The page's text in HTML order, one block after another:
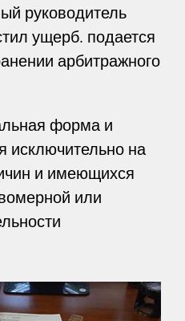
руководитель
ущерб. подается
арбитражного
форма и
исключительно на
и имеющихся
или